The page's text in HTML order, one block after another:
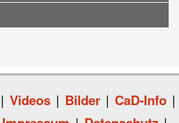
| Videos | Bilder | CaD-Info |